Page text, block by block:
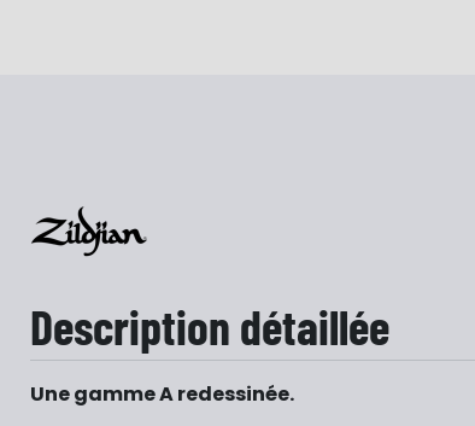
Description détaillée
Une gamme A redessinée.